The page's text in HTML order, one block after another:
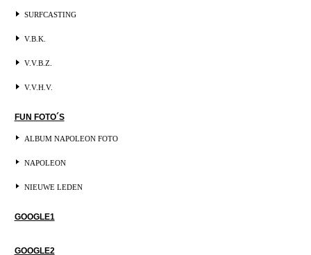
SURFCASTING
V.B.K.
V.V.B.Z.
V.V.H.V.
FUN FOTO´S
ALBUM NAPOLEON FOTO
NAPOLEON
NIEUWE LEDEN
GOOGLE1
GOOGLE2